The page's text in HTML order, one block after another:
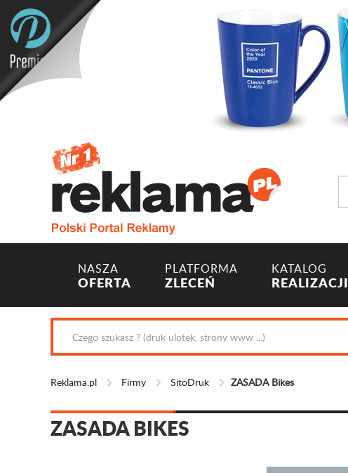
NASZA
OFERTA
PLATFORMA
ZLECEŃ
KATALOG
REALIZACJI
Reklama.pl Firmy SitoDruk ZASADA Bikes
ZASADA BIKES